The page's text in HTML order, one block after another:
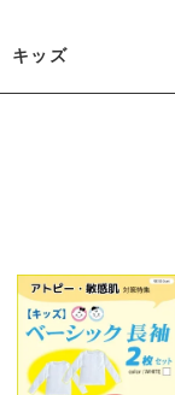
キッズ